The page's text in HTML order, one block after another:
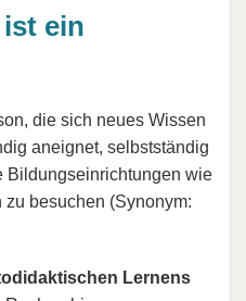
ein
die sich neues Wissen
aneignet, selbstständig
Bildungseinrichtungen wie
besuchen (Synonym:
Lernens